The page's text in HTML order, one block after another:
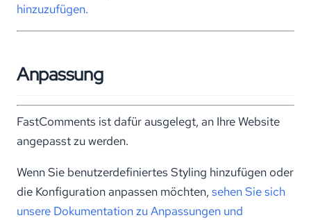
hinzuzufügen.
Anpassung
FastComments ist dafür ausgelegt, an Ihre Website
angepasst zu werden.
Wenn Sie benutzerdefiniertes Styling hinzufügen oder
die Konfiguration anpassen möchten, sehen Sie sich
unsere Dokumentation zu Anpassungen und